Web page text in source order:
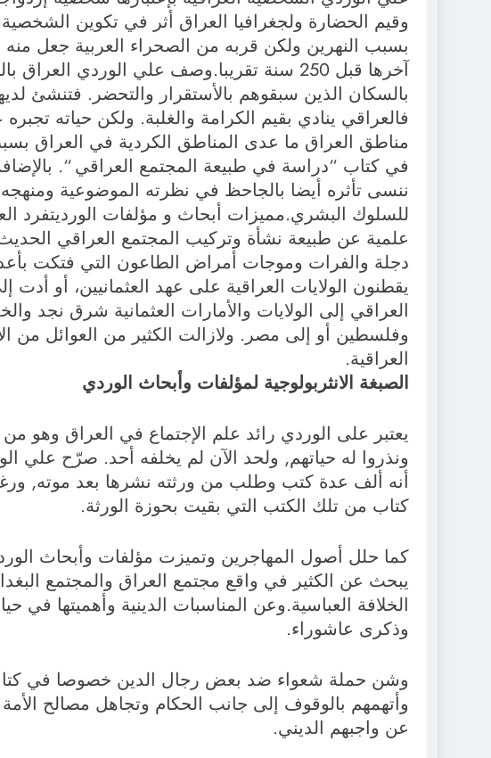
وقيم الحضارة ولجغرافيا العراق أثر في تكوين
بسبب النهرين ولكن قربه من الصحراء العربية جعل منه
آخرها قبل 250 سنة تقريبا.وصف علي الوردي
بالسكان الذين سبقوهم بالأستقرار والتحضر. فتنشئ
فالعراقي ينادي بقيم الكرامة والغلبة. ولكن حياته
مناطق العراق ما عدى المناطق الكردية في العراق
في كتاب “دراسة في طبيعة المجتمع العراقي “.
ننسى تأثره أيضا بالجاحظ في نظرته الموضوعية ومنهجه
للسلوك البشري.مميزات أبحاث و مؤلفات الورديتفرد
علمية عن طبيعة نشأة وتركيب المجتمع العراقي
دجلة والفرات وموجات أمراض الطاعون التي فتكت
يقطنون الولايات العراقية على عهد العثمانيين، أو
العراقي إلى الولايات والأمارات العثمانية شرق نجد
وفلسطين أو إلى مصر. ولازالت الكثير من العوائل من
العراقية.
الصبغة الانثربولوجية لمؤلفات وأبحاث الوردي
يعتبر على الوردي رائد علم الإجتماع في العراق وهو من
ونذروا له حياتهم, ولحد الآن لم يخلفه أحد. صرّح علي
أنه ألف عدة كتب وطلب من ورثته نشرها بعد موته,
كتاب من تلك الكتب التي بقيت بحوزة الورثة.
كما حلل أصول المهاجرين وتميزت مؤلفات وأبحاث
يبحث عن الكثير في واقع مجتمع العراق والمجتمع
الخلافة العباسية.وعن المناسبات الدينية وأهميتها في
وذكرى عاشوراء.
وشن حملة شعواء ضد بعض رجال الدين خصوصا في
وأتهمهم بالوقوف إلى جانب الحكام وتجاهل مصالح
عن واجبهم الديني.